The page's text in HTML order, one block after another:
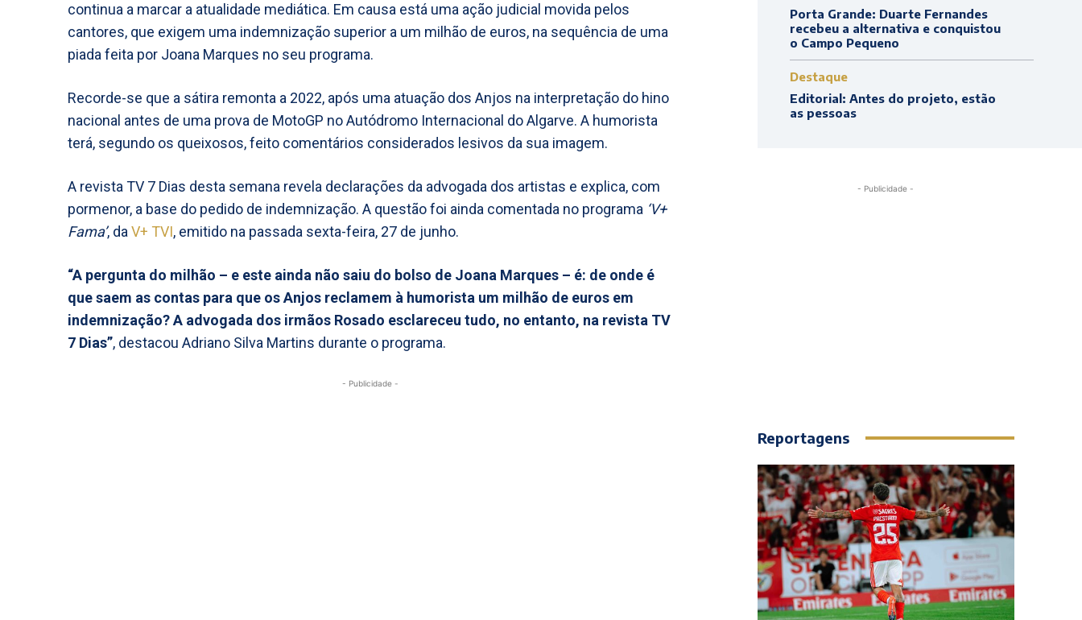
continua a marcar a atualidade mediática. Em causa está uma ação judicial movida pelos
cantores, que exigem uma indemnização superior a um milhão de euros, na sequência de uma
piada feita por Joana Marques no seu programa.
Recorde-se que a sátira remonta a 2022, após uma atuação dos Anjos na interpretação do hino
nacional antes de uma prova de MotoGP no Autódromo Internacional do Algarve. A humorista
terá, segundo os queixosos, feito comentários considerados lesivos da sua imagem.
A revista TV 7 Dias desta semana revela declarações da advogada dos artistas e explica, com
pormenor, a base do pedido de indemnização. A questão foi ainda comentada no programa ‘V+
Fama’, da V+ TVI, emitido na passada sexta-feira, 27 de junho.
“A pergunta do milhão – e este ainda não saiu do bolso de Joana Marques – é: de onde é
que saem as contas para que os Anjos reclamem à humorista um milhão de euros em
indemnização? A advogada dos irmãos Rosado esclareceu tudo, no entanto, na revista TV
7 Dias”, destacou Adriano Silva Martins durante o programa.
- Publicidade -
Porta Grande: Duarte Fernandes
recebeu a alternativa e conquistou
o Campo Pequeno
Destaque
Editorial: Antes do projeto, estão
as pessoas
- Publicidade -
Reportagens